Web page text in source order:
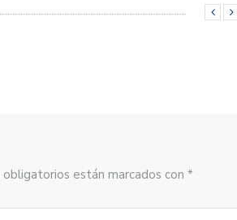
están marcados con *